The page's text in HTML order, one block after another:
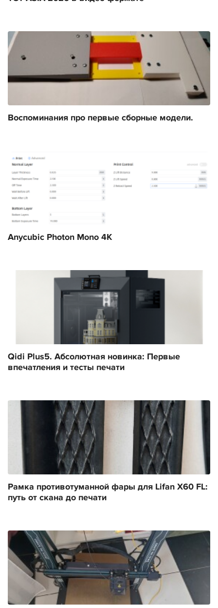
Воспоминания про первые сборные модели.
Anycubic Photon Mono 4K
Qidi Plus5. Абсолютная новинка: Первые
впечатления и тесты печати
Рамка противотуманной фары для Lifan X60 FL:
путь от скана до печати